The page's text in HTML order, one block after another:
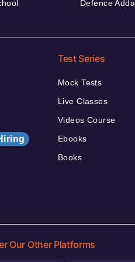
Defence Adda
Test Series
Mock Tests
Live Classes
Videos Course
Ebooks
Books
Our Other Platforms